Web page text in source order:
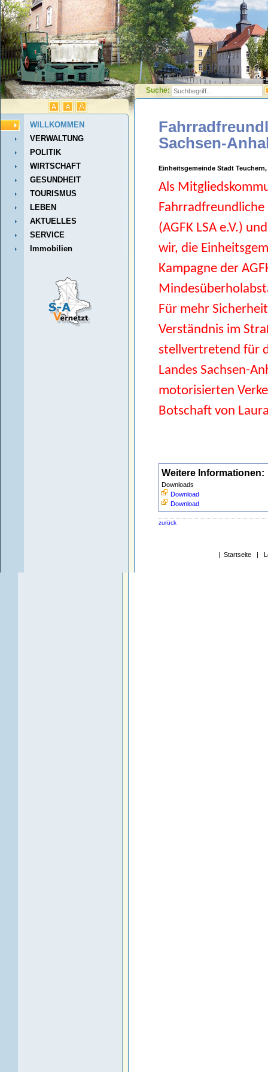
Suche:
WILLKOMMEN
VERWALTUNG
POLITIK
WIRTSCHAFT
GESUNDHEIT
TOURISMUS
LEBEN
AKTUELLES
SERVICE
Immobilien
Sachsen-
Einheitsgemeinde Stadt Teuchern,
Als
Fahrradfreundliche
(AGFK LSA e.V.)
wir, die
Kampagne der
Für mehr
Verständnis im
stellvertretend für
Landes Sachsen-
motorisierten
Botschaft von
Weitere Informationen:
Downloads
Download
Download
zurück
| Startseite |